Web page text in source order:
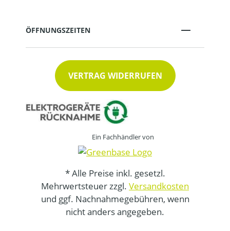
ÖFFNUNGSZEITEN
VERTRAG WIDERRUFEN
Ein Fachhändler von
* Alle Preise inkl. gesetzl.
Mehrwertsteuer zzgl. Versandkosten
und ggf. Nachnahmegebühren, wenn
nicht anders angegeben.